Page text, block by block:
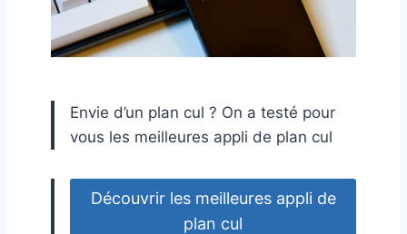
Envie d’un plan cul ? On a testé pour
vous les meilleures appli de plan cul
Découvrir les meilleures appli de
plan cul